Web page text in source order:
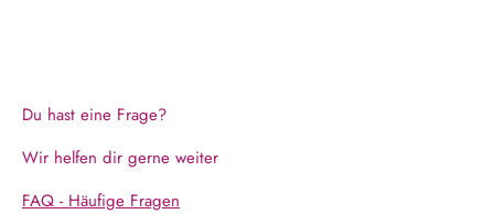
Du hast eine Frage?
Wir helfen dir gerne weiter
FAQ - Häufige Fragen